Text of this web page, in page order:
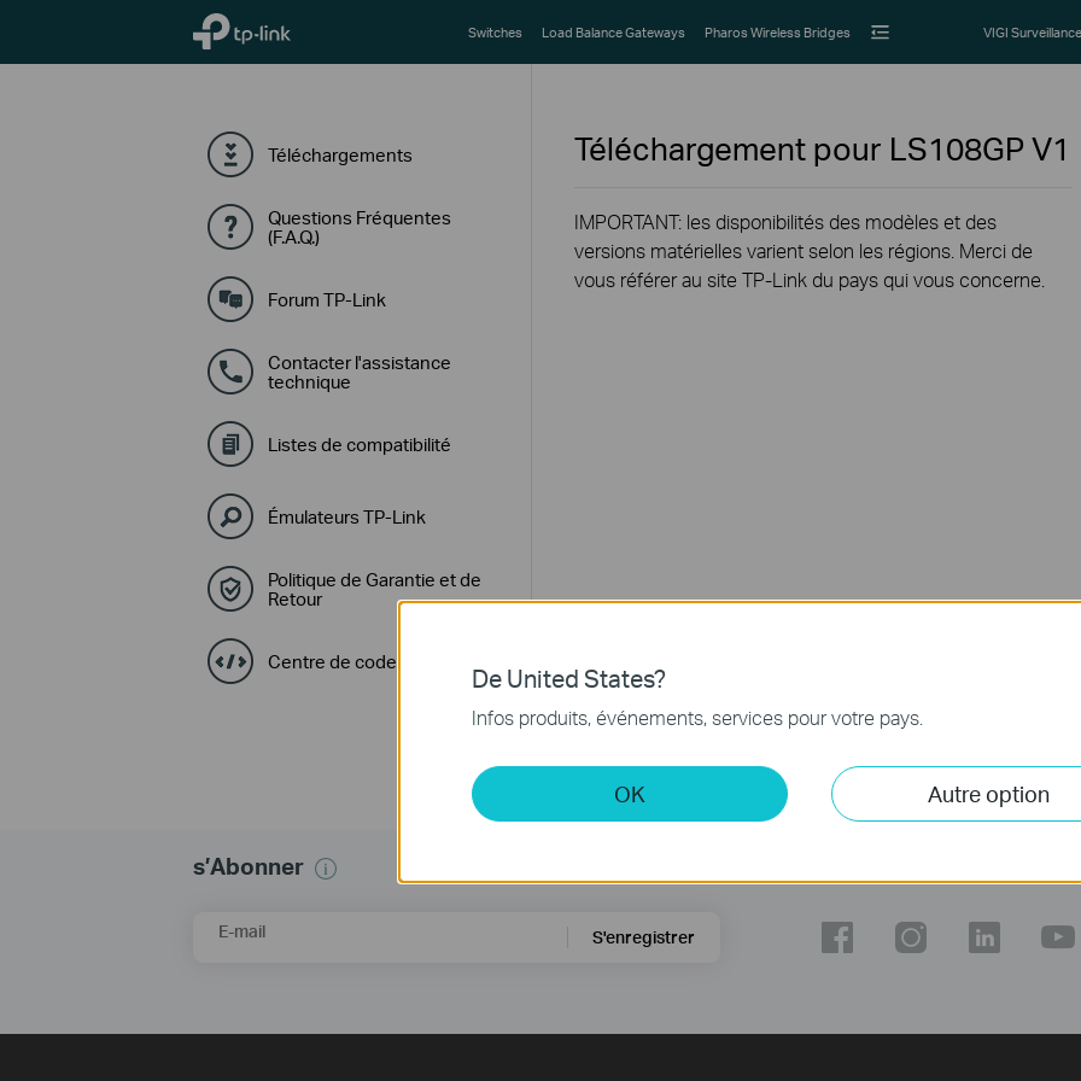
TP-Link, Reliably Smart Switches Load Balance Gateways Pharos Wireless Bridges VIGI Surveillance
Téléchargements
Questions Fréquentes
(F.A.Q.)
Forum TP-Link
Contacter l'assistance
technique
Listes de compatibilité
Émulateurs TP-Link
Politique de Garantie et de
Retour
Centre de code GPL
Téléchargement pour LS108GP V1
IMPORTANT: les disponibilités des modèles et des
versions matérielles varient selon les régions. Merci de
vous référer au site TP-Link du pays qui vous concerne.
s’Abonner
E-mail S'enregistrer
De United States?
Infos produits, événements, services pour votre pays.
OK Autre option